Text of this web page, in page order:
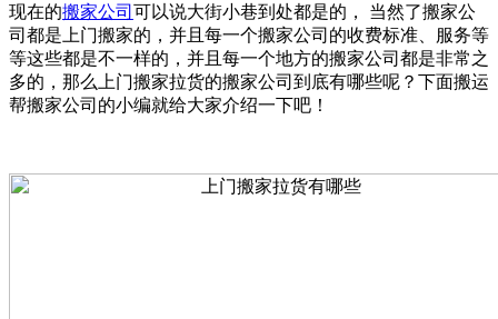
现在的搬家公司 可以说大街小巷到处都是的， 当然了搬家公
司都是上门搬家的，并且每一个搬家公司的收费标准、服务等
等这些都是不一样的，并且每一个地方的搬家公司都是非常之
多的，那么上门搬家拉货的搬家公司到底有哪些呢？下面搬运
帮搬家公司的小编就给大家介绍一下吧！